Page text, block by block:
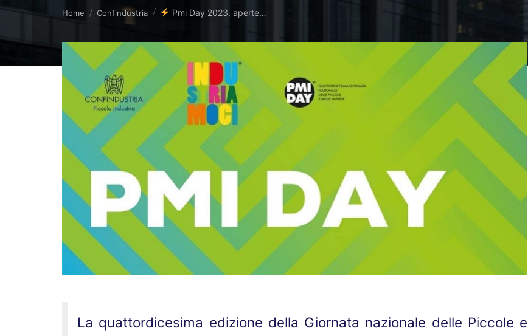
Tu sei qui:
Home Confindustria Pmi Day 2023, aperte…
La quattordicesima edizione della Giornata nazionale delle Piccole e